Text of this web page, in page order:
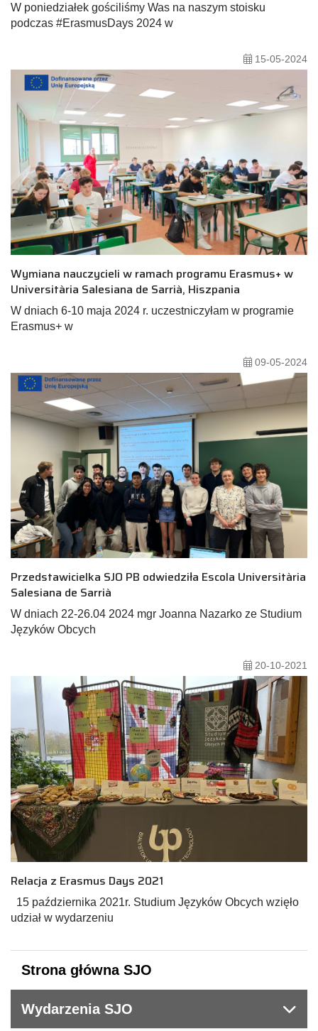
W poniedziałek gościliśmy Was na naszym stoisku
podczas #ErasmusDays 2024 w
15-05-2024
Wymiana nauczycieli w ramach programu Erasmus+ w
Universitària Salesiana de Sarrià, Hiszpania
W dniach 6-10 maja 2024 r. uczestniczyłam w programie
Erasmus+ w
09-05-2024
Przedstawicielka SJO PB odwiedziła Escola Universitària
Salesiana de Sarrià
W dniach 22-26.04 2024 mgr Joanna Nazarko ze Studium
Języków Obcych
20-10-2021
Relacja z Erasmus Days 2021
15 października 2021r. Studium Języków Obcych wzięło
udział w wydarzeniu
Strona główna SJO
Wydarzenia SJO